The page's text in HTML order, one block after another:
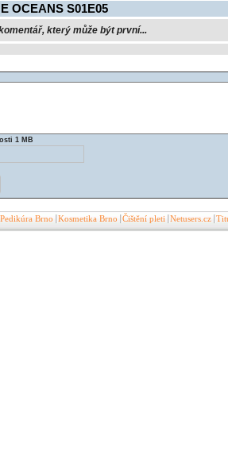
OCEANS S01E05
který může být první...
1 MB
Pedikúra Brno Kosmetika Brno Čištění pleti Netusers.cz